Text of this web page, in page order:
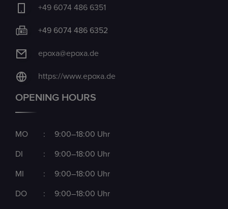
+49 6074 486 6351
+49 6074 486 6352
epoxa@epoxa.de
https://www.epoxa.de
OPENING HOURS
MO : 9:00–18:00 Uhr
DI : 9:00–18:00 Uhr
MI : 9:00–18:00 Uhr
DO : 9:00–18:00 Uhr